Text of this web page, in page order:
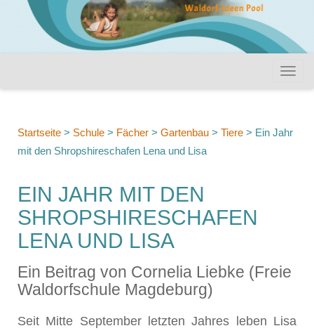
Startseite > Schule > Fächer > Gartenbau > Tiere > Ein Jahr
mit den Shropshireschafen Lena und Lisa
EIN JAHR MIT DEN
SHROPSHIRESCHAFEN
LENA UND LISA
Ein Beitrag von Cornelia Liebke (Freie
Waldorfschule Magdeburg)
Seit Mitte September letzten Jahres leben Lisa